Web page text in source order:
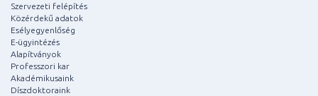
Szervezeti felépítés
Közérdekű adatok
Esélyegyenlőség
E-ügyintézés
Alapítványok
Professzori kar
Akadémikusaink
Díszdoktoraink